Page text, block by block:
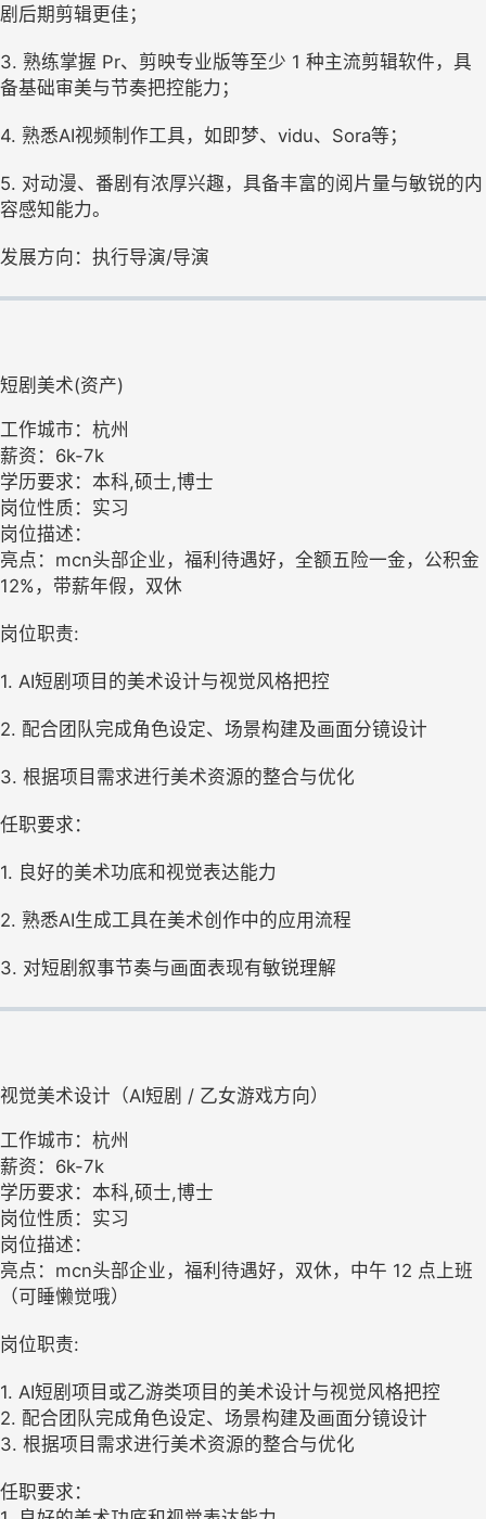
剧后期剪辑更佳；
3. 熟练掌握 Pr、剪映专业版等至少 1 种主流剪辑软件，具
备基础审美与节奏把控能力；
4. 熟悉AI视频制作工具，如即梦、vidu、Sora等；
5. 对动漫、番剧有浓厚兴趣，具备丰富的阅片量与敏锐的内
容感知能力。
发展方向：执行导演/导演
短剧美术(资产)
工作城市：杭州
薪资：6k-7k
学历要求：本科,硕士,博士
岗位性质：实习
岗位描述：
亮点：mcn头部企业，福利待遇好，全额五险一金，公积金
12%，带薪年假，双休
岗位职责:
1. AI短剧项目的美术设计与视觉风格把控
2. 配合团队完成角色设定、场景构建及画面分镜设计
3. 根据项目需求进行美术资源的整合与优化
任职要求：
1. 良好的美术功底和视觉表达能力
2. 熟悉AI生成工具在美术创作中的应用流程
3. 对短剧叙事节奏与画面表现有敏锐理解
视觉美术设计（AI短剧 / 乙女游戏方向）
工作城市：杭州
薪资：6k-7k
学历要求：本科,硕士,博士
岗位性质：实习
岗位描述：
亮点：mcn头部企业，福利待遇好，双休，中午 12 点上班
（可睡懒觉哦）
岗位职责:
1. AI短剧项目或乙游类项目的美术设计与视觉风格把控
2. 配合团队完成角色设定、场景构建及画面分镜设计
3. 根据项目需求进行美术资源的整合与优化
任职要求：